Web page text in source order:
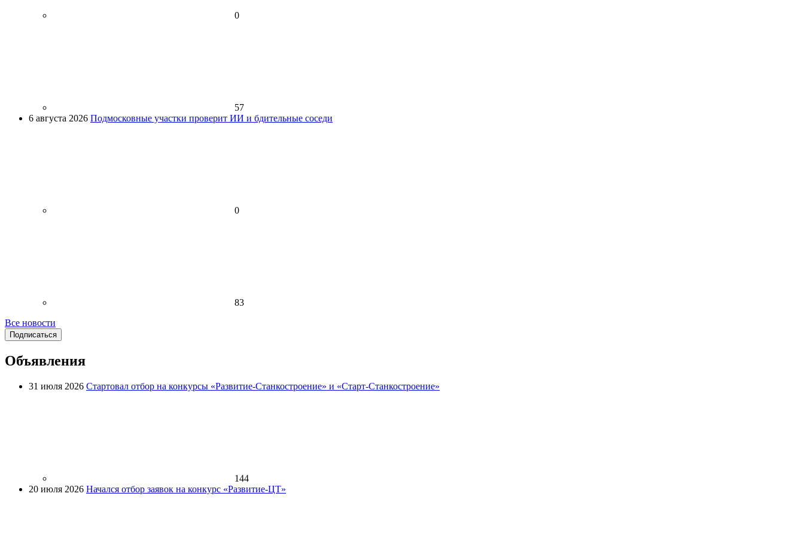
0
57
6 августа 2026 Подмосковные участки проверит ИИ и бдительные соседи
0
83
Все новости
Подписаться
Объявления
31 июля 2026 Стартовал отбор на конкурсы «Развитие-Станкостроение» и «Старт-Станкостроение»
144
20 июля 2026 Начался отбор заявок на конкурс «Развитие-ЦТ»